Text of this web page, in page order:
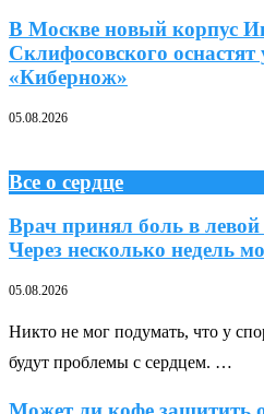
В Москве новый корпус
Склифосовского оснастят
«Кибернож»
05.08.2026
Все о сердце
Врач принял боль в левой
Через несколько недель
05.08.2026
Никто не мог подумать, что у
будут проблемы с сердцем. …